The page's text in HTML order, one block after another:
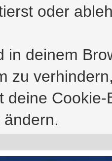
oder
in deinem
zu
deine